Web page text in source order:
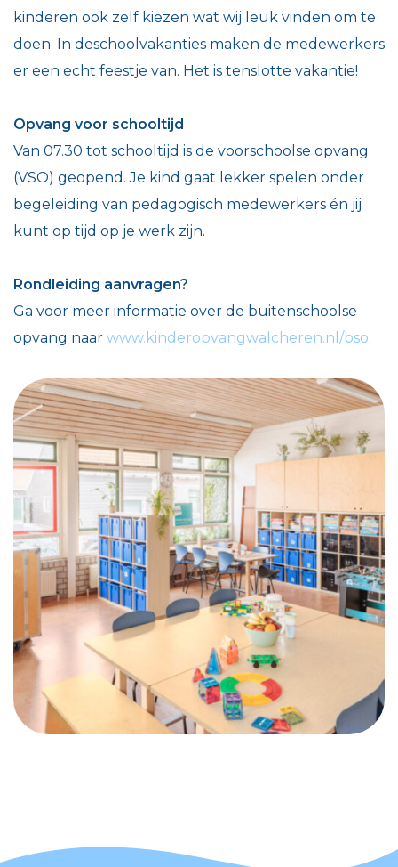
kinderen ook zelf kiezen wat wij leuk vinden om te
doen. In deschoolvakanties maken de medewerkers
er een echt feestje van. Het is tenslotte vakantie!
Opvang voor schooltijd
Van 07.30 tot schooltijd is de voorschoolse opvang
(VSO) geopend. Je kind gaat lekker spelen onder
begeleiding van pedagogisch medewerkers én jij
kunt op tijd op je werk zijn.
Rondleiding aanvragen?
Ga voor meer informatie over de buitenschoolse
opvang naar www.kinderopvangwalcheren.nl/bso.